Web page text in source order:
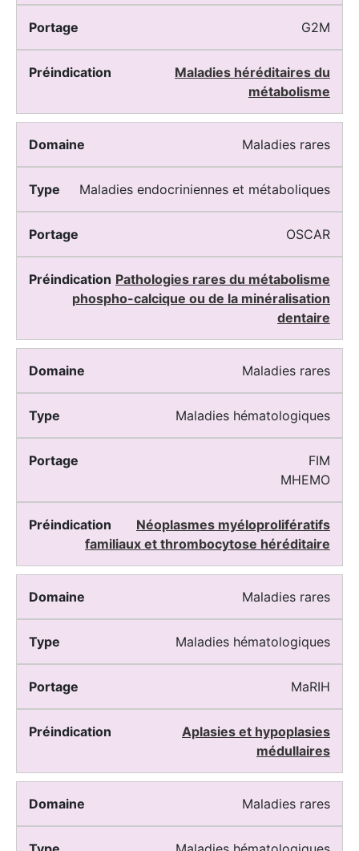
G2M
Maladies héréditaires du
métabolisme
Maladies rares
Maladies endocriniennes et métaboliques
OSCAR
Pathologies rares du métabolisme
phospho-calcique ou de la minéralisation
dentaire
Maladies rares
Maladies hématologiques
FIM
MHEMO
Néoplasmes myéloprolifératifs
familiaux et thrombocytose héréditaire
Maladies rares
Maladies hématologiques
MaRIH
Aplasies et hypoplasies
médullaires
Maladies rares